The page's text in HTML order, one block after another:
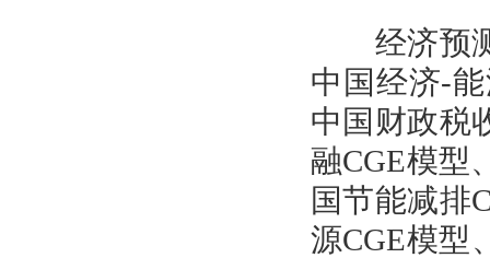
经济预测
中国经济-
中国财政税
融CGE模型
国节能减排
源CGE模型